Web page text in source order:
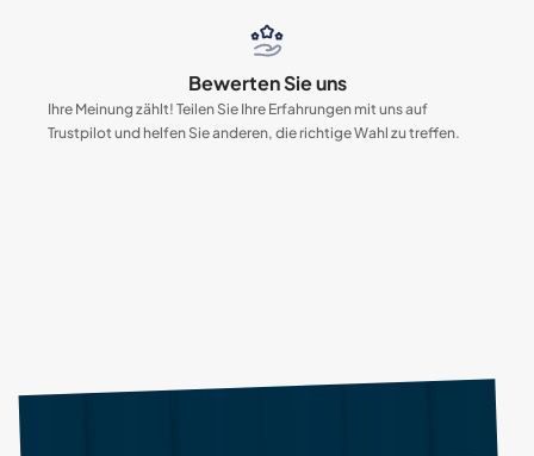
Bewerten Sie uns
Ihre Meinung zählt! Teilen Sie Ihre Erfahrungen mit uns auf
Trustpilot und helfen Sie anderen, die richtige Wahl zu treffen.